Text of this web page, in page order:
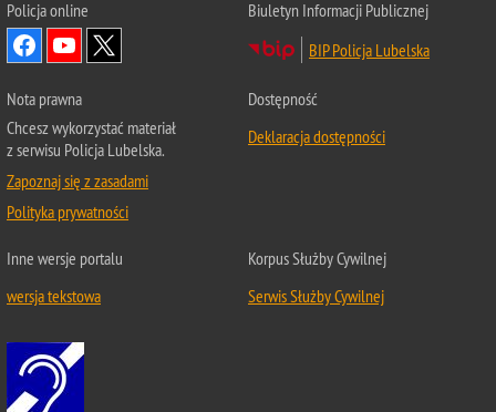
Policja online
Biuletyn Informacji Publicznej
BIP Policja Lubelska
Nota prawna
Chcesz wykorzystać materiał
z serwisu Policja Lubelska.
Zapoznaj się z zasadami
Polityka prywatności
Dostępność
Deklaracja dostępności
Inne wersje portalu
wersja tekstowa
Korpus Służby Cywilnej
Serwis Służby Cywilnej